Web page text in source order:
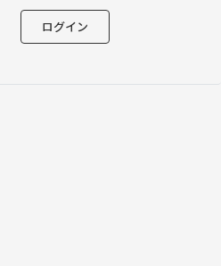
ログイン